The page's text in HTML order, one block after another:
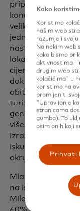
pripadnika
koncerti svjetski
velikim arenama,
jednako
nastupima
lokalnim
cijeni koktel u
dok polovica
obiteljskim
turizam su
generacijom Z, a
više. Tri od 10
izražavaju
iskustava više
okruženjima ili
Mladi su
na iskustva koja
Milenijalci i
Kako
Koristimo
našim web
razumjeli svoju
Na nekim web
kako bismo
aktivnostima i
drugim web
kolačićima" u
koristimo na
promijeniti
"Upravljanje
stranicama
gumba). To
osim onih koji
Prihvati